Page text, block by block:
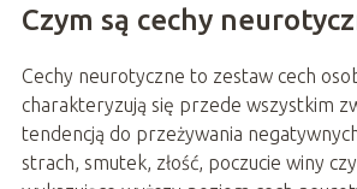
Czym są cechy
Cechy neurotyczne to zestaw cech
charakteryzują się przede wszystkim
tendencją do przeżywania
strach, smutek, złość, poczucie winy